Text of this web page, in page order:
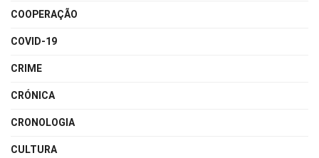
COOPERAÇÃO
COVID-19
CRIME
CRÓNICA
CRONOLOGIA
CULTURA